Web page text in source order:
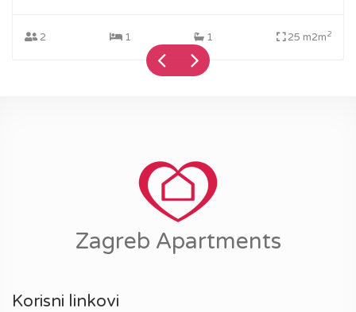
2 1 1 25 m2m2
Zagreb Apartments
Korisni linkovi